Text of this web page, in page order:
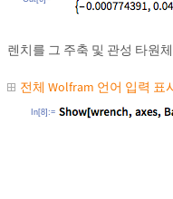
렌치를 그 주축 및 관성 타원
전체 Wolfram 언어 입력 표
In[8]:=